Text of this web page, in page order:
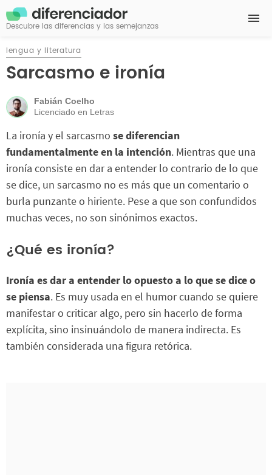
Descubre las diferencias y las semejanzas
lengua y literatura
Sarcasmo e ironía
Fabián Coelho
Licenciado en Letras
La ironía y el sarcasmo se diferencian
fundamentalmente en la intención. Mientras que una
ironía consiste en dar a entender lo contrario de lo que
se dice, un sarcasmo no es más que un comentario o
burla punzante o hiriente. Pese a que son confundidos
muchas veces, no son sinónimos exactos.
¿Qué es ironía?
Ironía es dar a entender lo opuesto a lo que se dice o
se piensa. Es muy usada en el humor cuando se quiere
manifestar o criticar algo, pero sin hacerlo de forma
explícita, sino insinuándolo de manera indirecta. Es
también considerada una figura retórica.